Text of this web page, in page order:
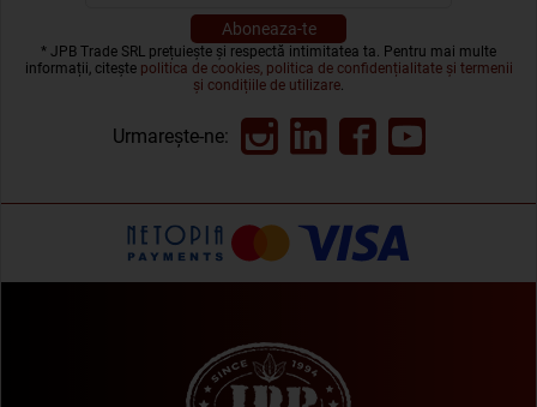
* JPB Trade SRL prețuiește și respectă intimitatea ta. Pentru mai multe
informații, citește politica de cookies, politica de confidențialitate și termenii
și condițiile de utilizare.
Urmarește-ne: